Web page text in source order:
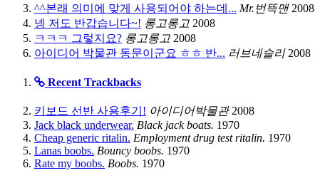
^^본래 의미에 맞게 사용되어야 하는데... Mr.번뜩맨 2008
넹 저도 반갑습니다~! 롱고롱고 2008
ㅋㅋㅋ 그렇지요? 롱고롱고 2008
아이디어 박물관 동문이군요 ㅎㅎ 반... 러브네슬리 2008
Recent Trackbacks
키보드 선반 사용후기! 아이디어박물관 2008
Jack black underwear. Black jack boats. 1970
Cheap generic ritalin. Employment drug test ritalin. 1970
Lanas boobs. Bouncy boobs. 1970
Rate my boobs. Boobs. 1970